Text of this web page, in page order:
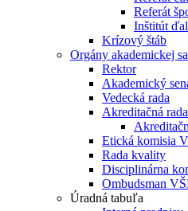
Referát
Inštitút
Krízový štáb
Orgány akademickej
Rektor
Akademický
Vedecká rada
Akreditačná rada
Etická komisia
Rada kvality
Disciplinárna
Ombudsman
Úradná tabuľa